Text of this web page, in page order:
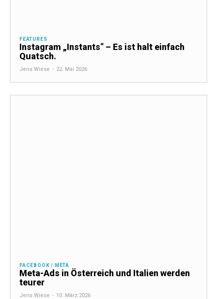
FEATURES
Instagram „Instants“ – Es ist halt einfach
Quatsch.
Jens Wiese - 22. Mai 2026
FACEBOOK / META
Meta-Ads in Österreich und Italien werden
teurer
Jens Wiese - 10. März 2026